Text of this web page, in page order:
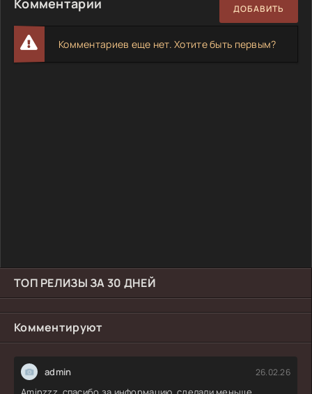
ТОП РЕЛИЗЫ ЗА 30 ДНЕЙ
Комментируют
admin 26.02.26
Комментарии ДОБАВИТЬ
Комментариев еще нет. Хотите быть первым?